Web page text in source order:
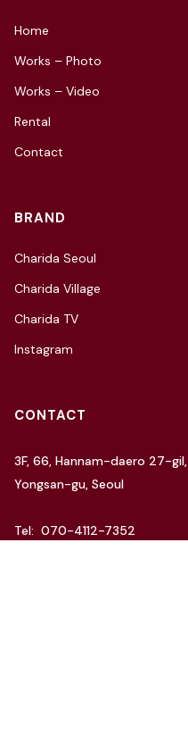
Home
Works – Photo
Works – Video
Rental
Contact
BRAND
Charida Seoul
Charida Village
Charida TV
Instagram
CONTACT
3F, 66, Hannam-daero 27-gil,
Yongsan-gu, Seoul
Tel: 070-4112-7352